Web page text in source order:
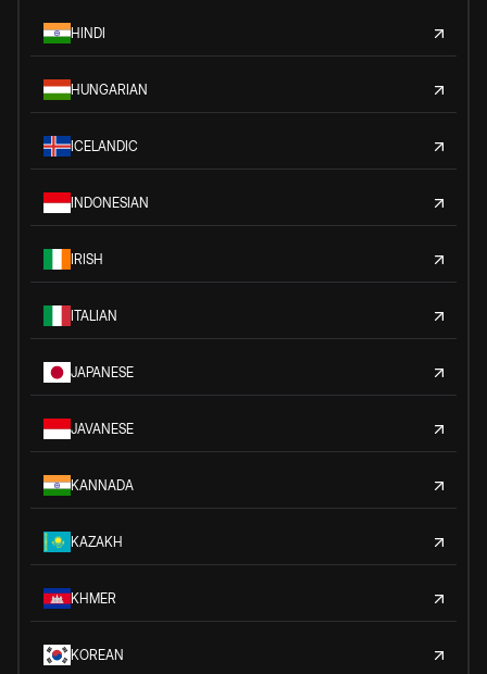
HINDI
HUNGARIAN
ICELANDIC
INDONESIAN
IRISH
ITALIAN
JAPANESE
JAVANESE
KANNADA
KAZAKH
KHMER
KOREAN